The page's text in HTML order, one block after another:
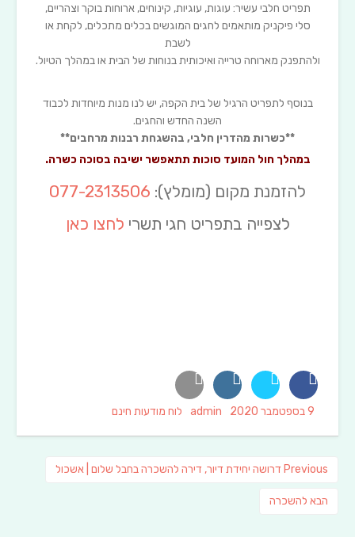
תפריט חלבי עשיר: עוגות, עוגיות, קינוחים, ארוחות בוקר וצהריים,
סלי פיקניק מותאמים לחגים המוגשים בכלים מתכלים, לקחת או
לשבת
ולהתפנק מארוחה טרייה ואיכותית בנוחות של הבית או במהלך הטיול.
בנוסף לתפריט הרגיל של בית הקפה, יש לנו מנות מיוחדות לכבוד
השנה החדש והחגים.
**כשרות מהדרין חלבי, בהשגחת רבנות מרחבים**
במהלך חול המועד סוכות תתאפשר ישיבה בסוכה כשרה.
להזמנת מקום (מומלץ): 077-2313506
לצפייה בתפריט חגי תשרי לחצו כאן
Posted
9 בספטמבר 2020 Author
admin
Categories
לוח מודעות חינם
Previous
Previous
דרושה יחידת דיור, דירה להשכרה בחבל שלום | אשכול
הבא פוסט
להשכרה